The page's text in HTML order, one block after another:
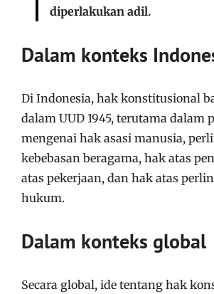
diperlakukan adil.
Dalam konteks
Di Indonesia, hak konstitusional
dalam UUD 1945, terutama dalam
mengenai hak asasi manusia,
kebebasan beragama, hak atas
atas pekerjaan, dan hak atas
hukum.
Dalam konteks global
Secara global, ide tentang hak